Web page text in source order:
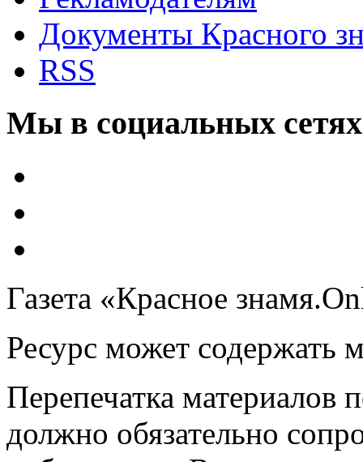
Документы Красного
RSS
Мы в социальных сетях
Газета «Красное
Ресурс может содержать
Перепечатка материалов
должно обязательно